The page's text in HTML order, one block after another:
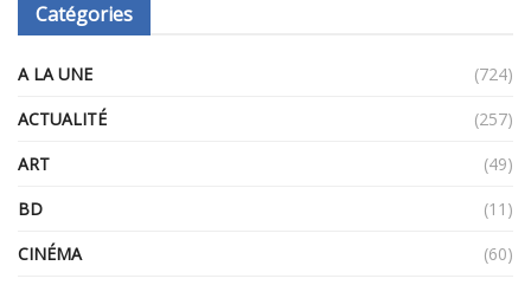
Catégories
A LA UNE
(724)
ACTUALITÉ
(257)
ART
(49)
BD
(11)
CINÉMA
(60)